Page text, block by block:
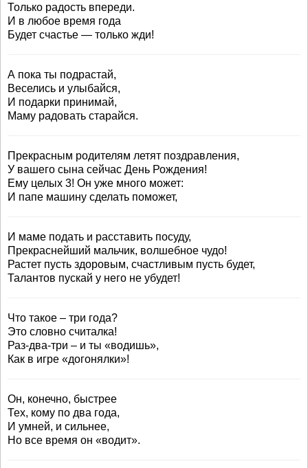
Только радость впереди.
И в любое время года
Будет счастье — только жди!
А пока ты подрастай,
Веселись и улыбайся,
И подарки принимай,
Маму радовать старайся.
Прекрасным родителям летят поздравления,
У вашего сына сейчас День Рождения!
Ему целых 3! Он уже много может:
И папе машину сделать поможет,
И маме подать и расставить посуду,
Прекраснейший мальчик, волшебное чудо!
Растет пусть здоровым, счастливым пусть будет,
Талантов пускай у него не убудет!
Что такое – три года?
Это словно считалка!
Раз-два-три – и ты «водишь»,
Как в игре «догонялки»!
Он, конечно, быстрее
Тех, кому по два года,
И умней, и сильнее,
Но все время он «водит».